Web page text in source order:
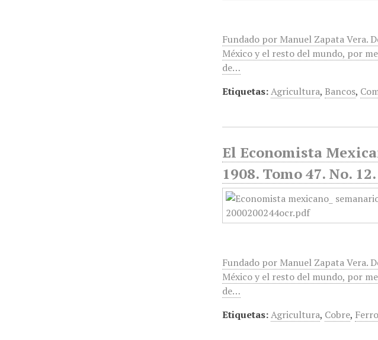
Fundado por Manuel Zapata Vera.
México y el resto del mundo, por
de…
Etiquetas:Agricultura, Bancos,
El Economista
1908. Tomo 47. No.
Fundado por Manuel Zapata Vera.
México y el resto del mundo, por
de…
Etiquetas:Agricultura, Cobre,